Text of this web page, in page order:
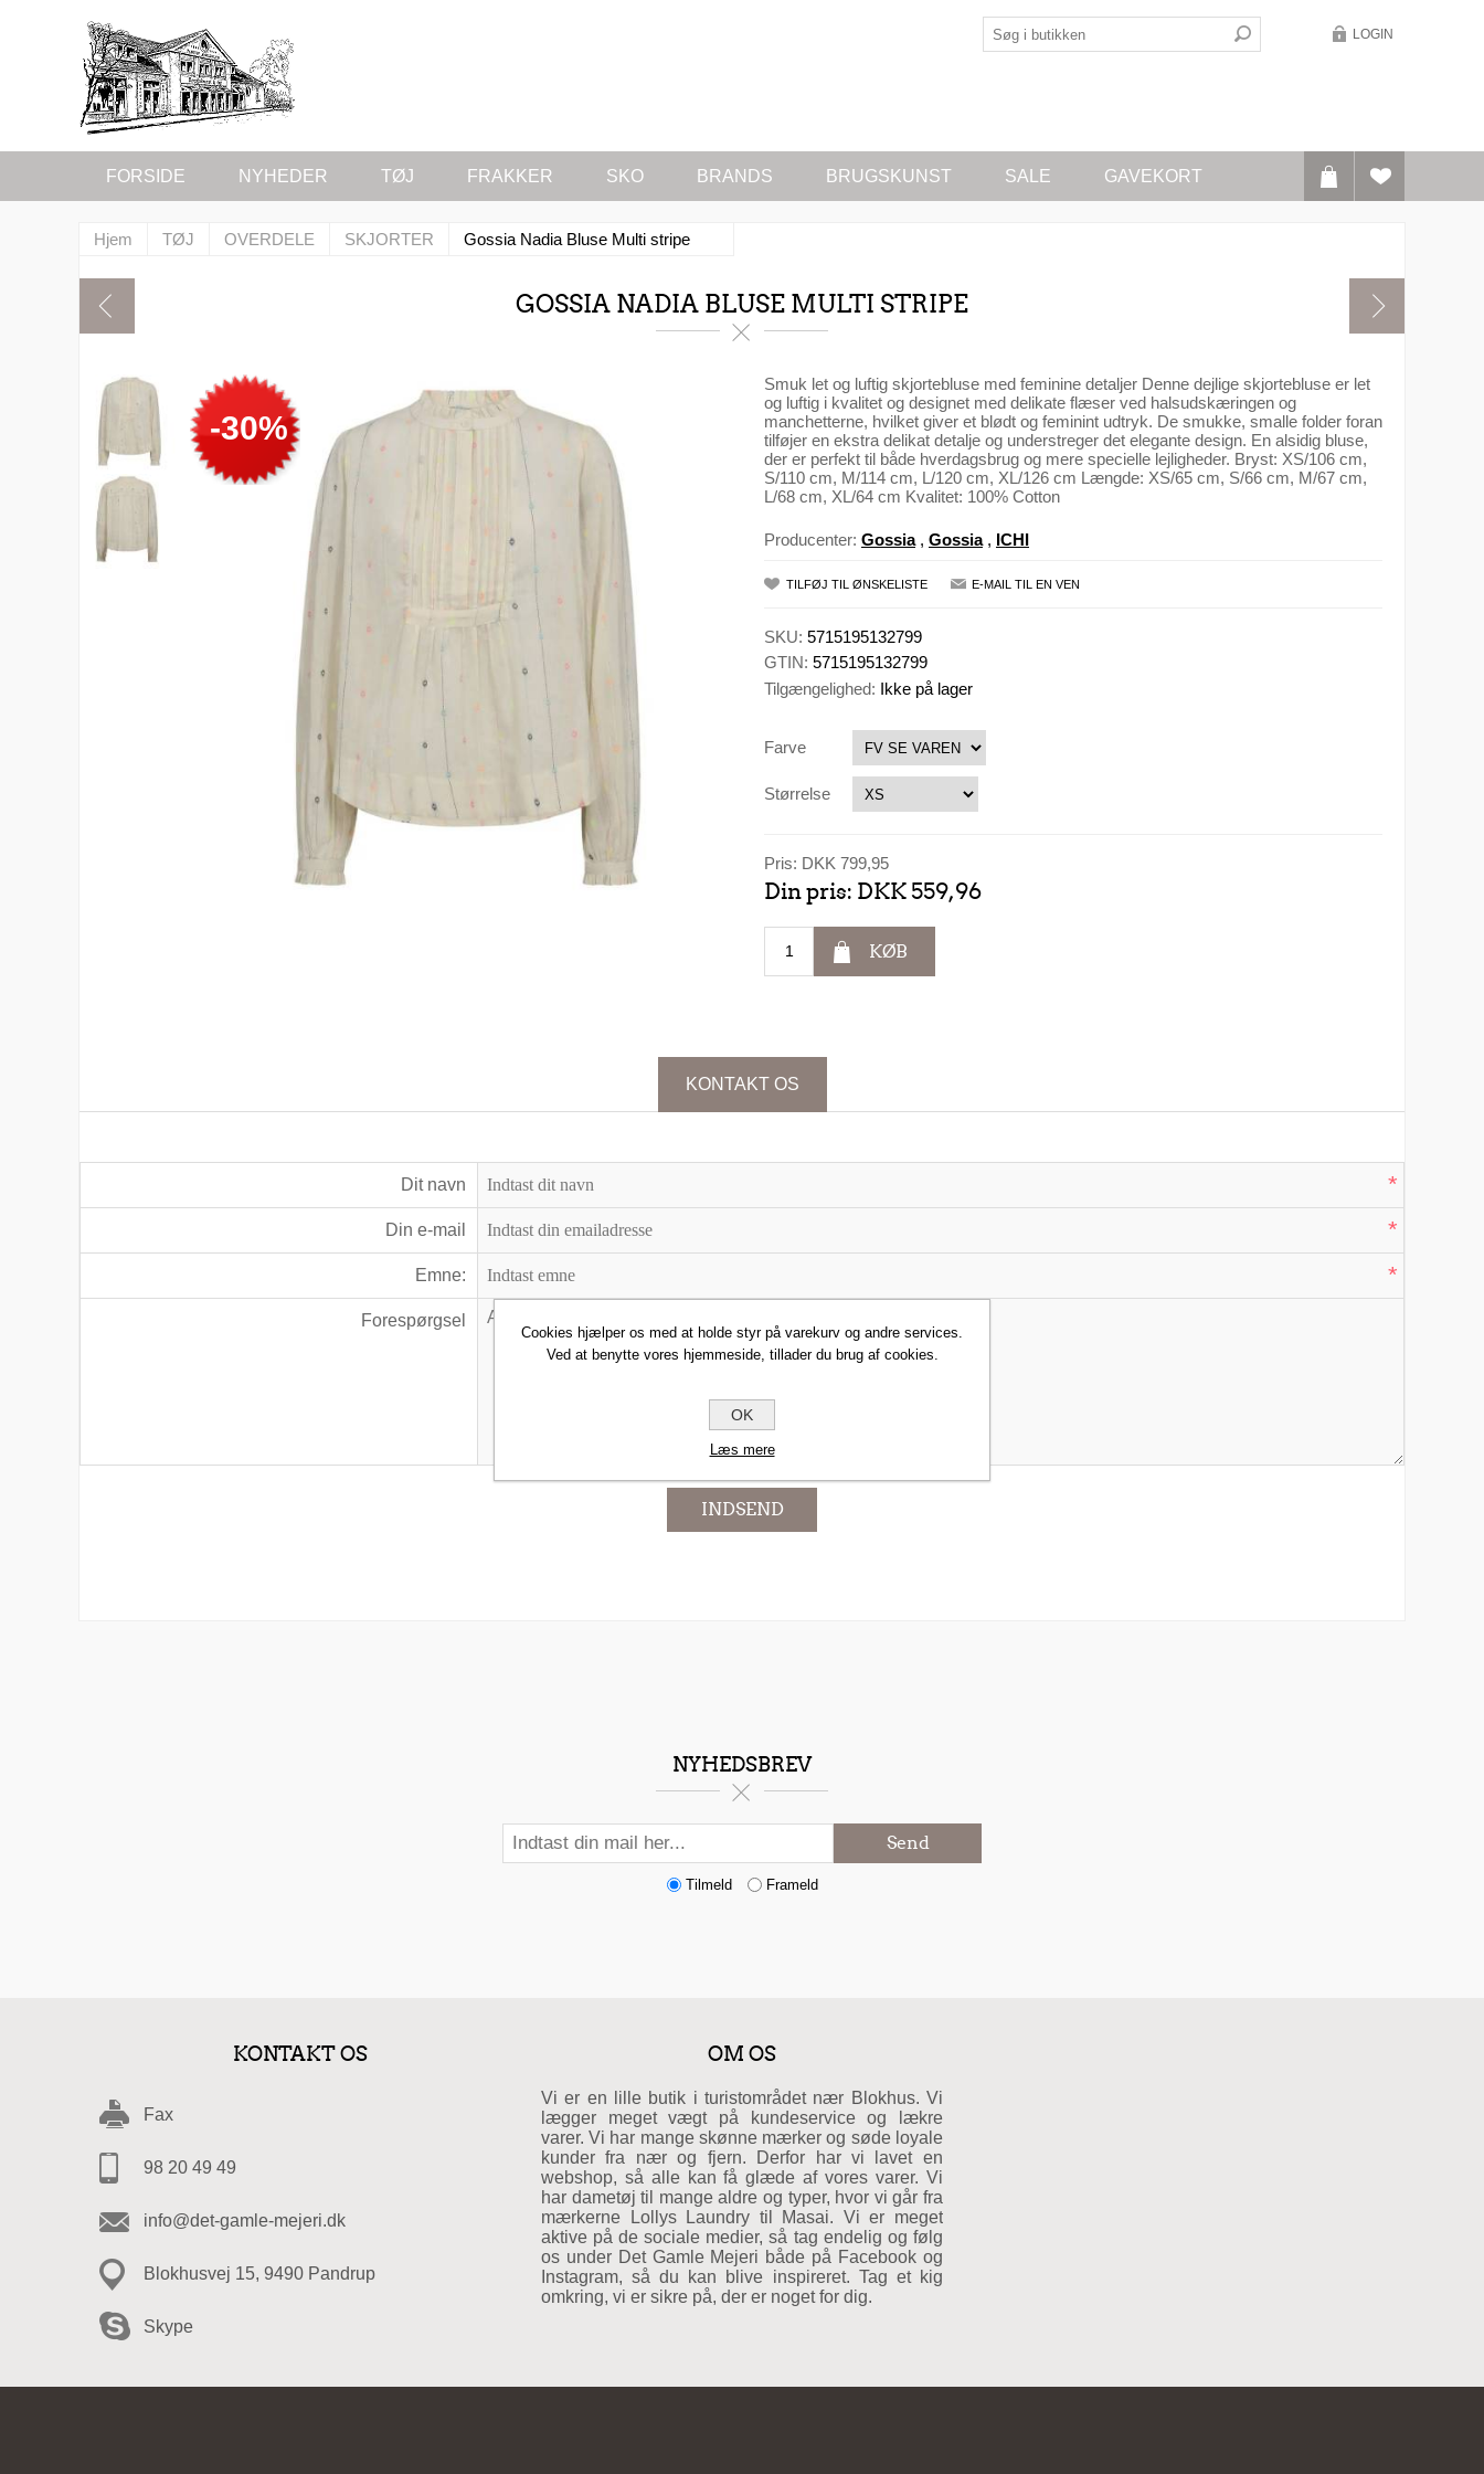
LOGIN
FORSIDE NYHEDER TØJ FRAKKER SKO BRANDS BRUGSKUNST SALE GAVEKORT
Hjem TØJ OVERDELE SKJORTER Gossia Nadia Bluse Multi stripe
GOSSIA NADIA BLUSE MULTI STRIPE
-30%
Smuk let og luftig skjortebluse med feminine detaljer Denne dejlige skjortebluse er let
og luftig i kvalitet og designet med delikate flæser ved halsudskæringen og
manchetterne, hvilket giver et blødt og feminint udtryk. De smukke, smalle folder foran
tilføjer en ekstra delikat detalje og understreger det elegante design. En alsidig bluse,
der er perfekt til både hverdagsbrug og mere specielle lejligheder. Bryst: XS/106 cm,
S/110 cm, M/114 cm, L/120 cm, XL/126 cm Længde: XS/65 cm, S/66 cm, M/67 cm,
L/68 cm, XL/64 cm Kvalitet: 100% Cotton
Producenter: Gossia , Gossia , ICHI
TILFØJ TIL ØNSKELISTE E-MAIL TIL EN VEN
SKU: 5715195132799
GTIN: 5715195132799
Tilgængelighed: Ikke på lager
Farve
Størrelse
Pris: DKK 799,95
Din pris: DKK 559,96
KØB
KONTAKT OS
Dit navn *
Din e-mail *
Emne: *
Forespørgsel
INDSEND
NYHEDSBREV
Send
Tilmeld Frameld
KONTAKT OS
Fax
98 20 49 49
info@det-gamle-mejeri.dk
Blokhusvej 15, 9490 Pandrup
Skype
OM OS
Vi er en lille butik i turistområdet nær Blokhus. Vi
lægger meget vægt på kundeservice og lækre
varer. Vi har mange skønne mærker og søde loyale
kunder fra nær og fjern. Derfor har vi lavet en
webshop, så alle kan få glæde af vores varer. Vi
har dametøj til mange aldre og typer, hvor vi går fra
mærkerne Lollys Laundry til Masai. Vi er meget
aktive på de sociale medier, så tag endelig og følg
os under Det Gamle Mejeri både på Facebook og
Instagram, så du kan blive inspireret. Tag et kig
omkring, vi er sikre på, der er noget for dig.
Cookies hjælper os med at holde styr på varekurv og andre services.
Ved at benytte vores hjemmeside, tillader du brug af cookies.
OK
Læs mere